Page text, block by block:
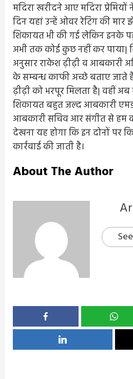
मदिरा खरीदने आए मदिरा
दिन यहां उन्हें ओवर रेटिंग की
शिकायत भी की गई लेकिन इनके
अभी तक कोई कुछ नहीं कर पाया|
अनुसार राकेश ढ़ीढ़ी व आबकारी
के सम्बन्ध काफी अच्छे बताए जाते
ढ़ीढ़ी को भरपूर मिलता है| वहीं
शिकायत बहुत जल्द आबकारी
आबकारी सचिव आर संगीत से हम
देखना यह होगा कि इन दोनों पर
कार्रवाई की जाती है।
About The Author